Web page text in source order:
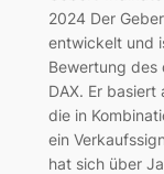
2024 Der
entwickelt und
Bewertung des
DAX. Er
die in
ein
hat sich über